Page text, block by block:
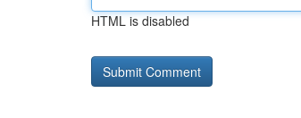
HTML is disabled